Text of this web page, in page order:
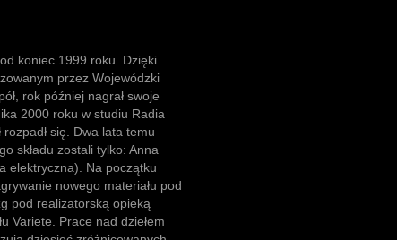
koniec 1999 roku. Dzięki
przez Wojewódzki
rok później nagrał swoje
2000 roku w studiu Radia
się. Dwa lata temu
składu zostali tylko: Anna
elektryczna). Na początku
nowego materiału pod
pod realizatorską opieką
Variete. Prace nad dziełem